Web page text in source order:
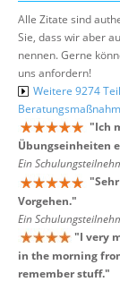
Alle Zitate sind
Sie, dass wir aber
nennen. Gerne
uns anfordern!
Weitere 9274
"Ich
Übungseinheiten
Ein
"
Vorgehen."
Ein
"I very
in the morning
remember stuff."